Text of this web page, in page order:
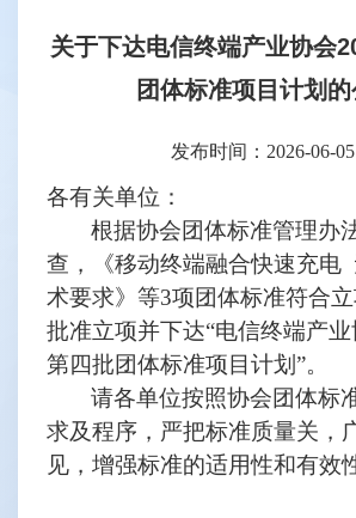
关于下达电信终端产业协会
团体标准项目计划
发布时间：2026-06-
各有关单位：
根据协会团体标准管理办
查，《移动终端融合快速充电
术要求》等3项团体标准符合
批准立项并下达“电信终端产
第四批团体标准项目计划”。
请各单位按照协会团体标
求及程序，严把标准质量关，
见，增强标准的适用性和有效